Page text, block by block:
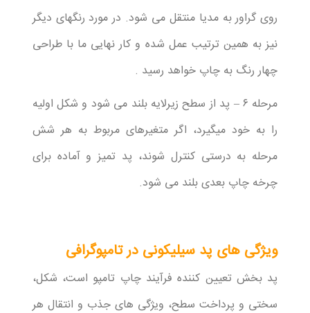
روی گراور به مدیا منتقل می شود. در مورد رنگهای دیگر
نیز به همین ترتیب عمل شده و کار نهایی ما با طراحی
چهار رنگ به چاپ خواهد رسید .
مرحله ۶ – پد از سطح زیرلایه بلند می شود و شکل اولیه
را به خود میگیرد، اگر متغیرهای مربوط به هر شش
مرحله به درستی کنترل شوند، پد تمیز و آماده برای
چرخه چاپ بعدی بلند می شود.
ویژگی های پد سیلیکونی در تامپوگرافی
پد بخش تعیین کننده فرآیند چاپ تامپو است، شکل،
سختی و پرداخت سطح، ویژگی های جذب و انتقال هر